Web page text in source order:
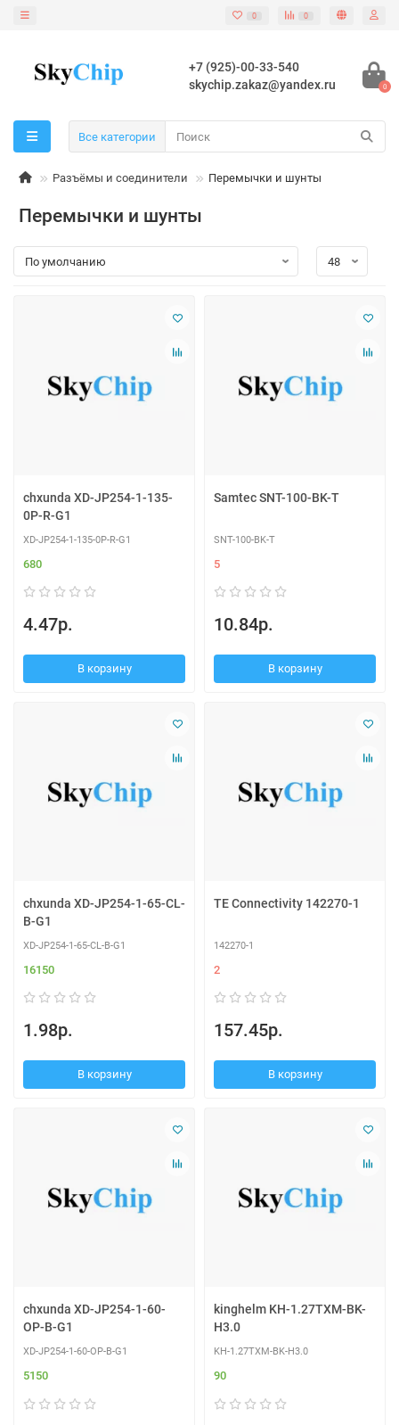
0 0
+7 (925)-00-33-540
skychip.zakaz@yandex.ru
0
Все категории
Разъёмы и соединители Перемычки и шунты
Перемычки и шунты
chxunda XD-JP254-1-135-
0P-R-G1
XD-JP254-1-135-0P-R-G1
680
4.47р.
В корзину
Samtec SNT-100-BK-T
SNT-100-BK-T
5
10.84р.
В корзину
chxunda XD-JP254-1-65-CL-
B-G1
XD-JP254-1-65-CL-B-G1
16150
1.98р.
В корзину
TE Connectivity 142270-1
142270-1
2
157.45р.
В корзину
chxunda XD-JP254-1-60-
OP-B-G1
XD-JP254-1-60-OP-B-G1
5150
kinghelm KH-1.27TXM-BK-
H3.0
KH-1.27TXM-BK-H3.0
90